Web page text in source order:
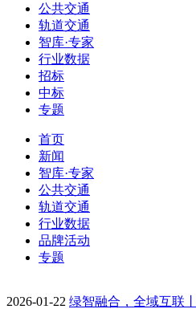
公共交通
轨道交通
智库·专家
行业数据
招标
中标
专题
首页
新闻
智库·专家
公共交通
轨道交通
行业数据
品牌活动
专题
2026-01-22 绿智融合，全域互联